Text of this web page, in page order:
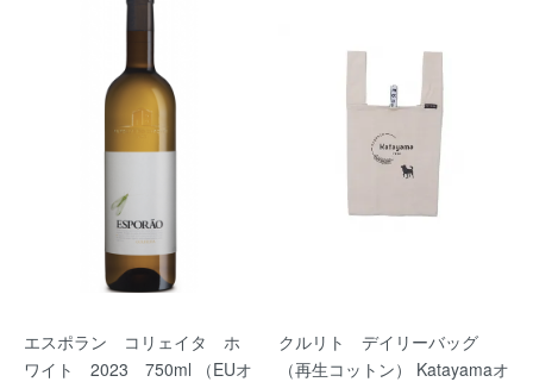
エスポラン コリェイタ ホ
ワイト 2023 750ml （EUオ
クルリト デイリーバッグ
（再生コットン） Katayamaオ